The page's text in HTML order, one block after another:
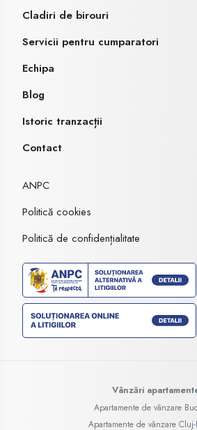
Cladiri de birouri
Servicii pentru cumparatori
Echipa
Blog
Istoric tranzacții
Contact
ANPC
Politică cookies
Politică de confidențialitate
Vânzări
Apartamente de vânzare
Apartamente de vânzare